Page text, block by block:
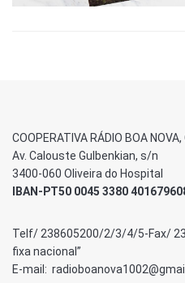
COOPERATIVA RÁDIO BOA NOVA,
Av. Calouste Gulbenkian, s/n
3400-060 Oliveira do Hospital
IBAN-PT50 0045 3380
Telf/ 238605200/2/3/4/5-Fax/
fixa nacional”
E-mail: